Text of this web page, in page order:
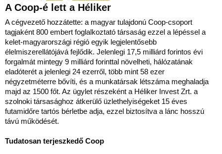
A Coop-é lett a Héliker
A cégvezető hozzátette: a magyar tulajdonú Coop-csoport
tagjaként 800 embert foglalkoztató társaság ezzel a lépéssel a
kelet-magyarországi régió egyik legjelentősebb
élelmiszerellátójává fejlődik. Jelenlegi 17,5 milliárd forintos évi
forgalmát mintegy 9 milliárd forinttal növelheti, hálózatának
eladóterét a jelenlegi 24 ezerről, több mint 58 ezer
négyzetméterre bővíti, és a munkatársak létszáma meghaladja
majd az 1500 főt. Az ügylet részeként a Héliker Invest Zrt. a
szolnoki társasághoz átkerülő üzlethelyiségeket 15 éves
futamidőre tartós bérletbe adja, ezzel biztosítva a lánc hosszú
távú működését.
Tudatosan terjeszkedő Coop